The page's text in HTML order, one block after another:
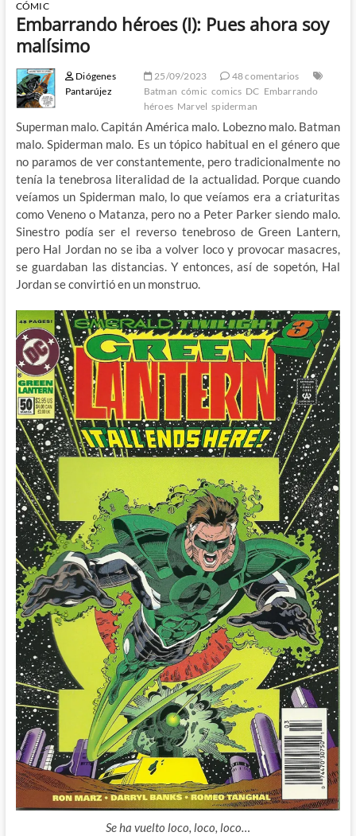
CÓMIC
Embarrando héroes (I): Pues ahora soy
malísimo
Diógenes
Pantarújez
25/09/2023
48 comentarios
Batman cómic comics DC Embarrando
héroes Marvel spiderman
Superman malo. Capitán América malo. Lobezno malo. Batman
malo. Spiderman malo. Es un tópico habitual en el género que
no paramos de ver constantemente, pero tradicionalmente no
tenía la tenebrosa literalidad de la actualidad. Porque cuando
veíamos un Spiderman malo, lo que veíamos era a criaturitas
como Veneno o Matanza, pero no a Peter Parker siendo malo.
Sinestro podía ser el reverso tenebroso de Green Lantern,
pero Hal Jordan no se iba a volver loco y provocar masacres,
se guardaban las distancias. Y entonces, así de sopetón, Hal
Jordan se convirtió en un monstruo.
Se ha vuelto loco, loco, loco…